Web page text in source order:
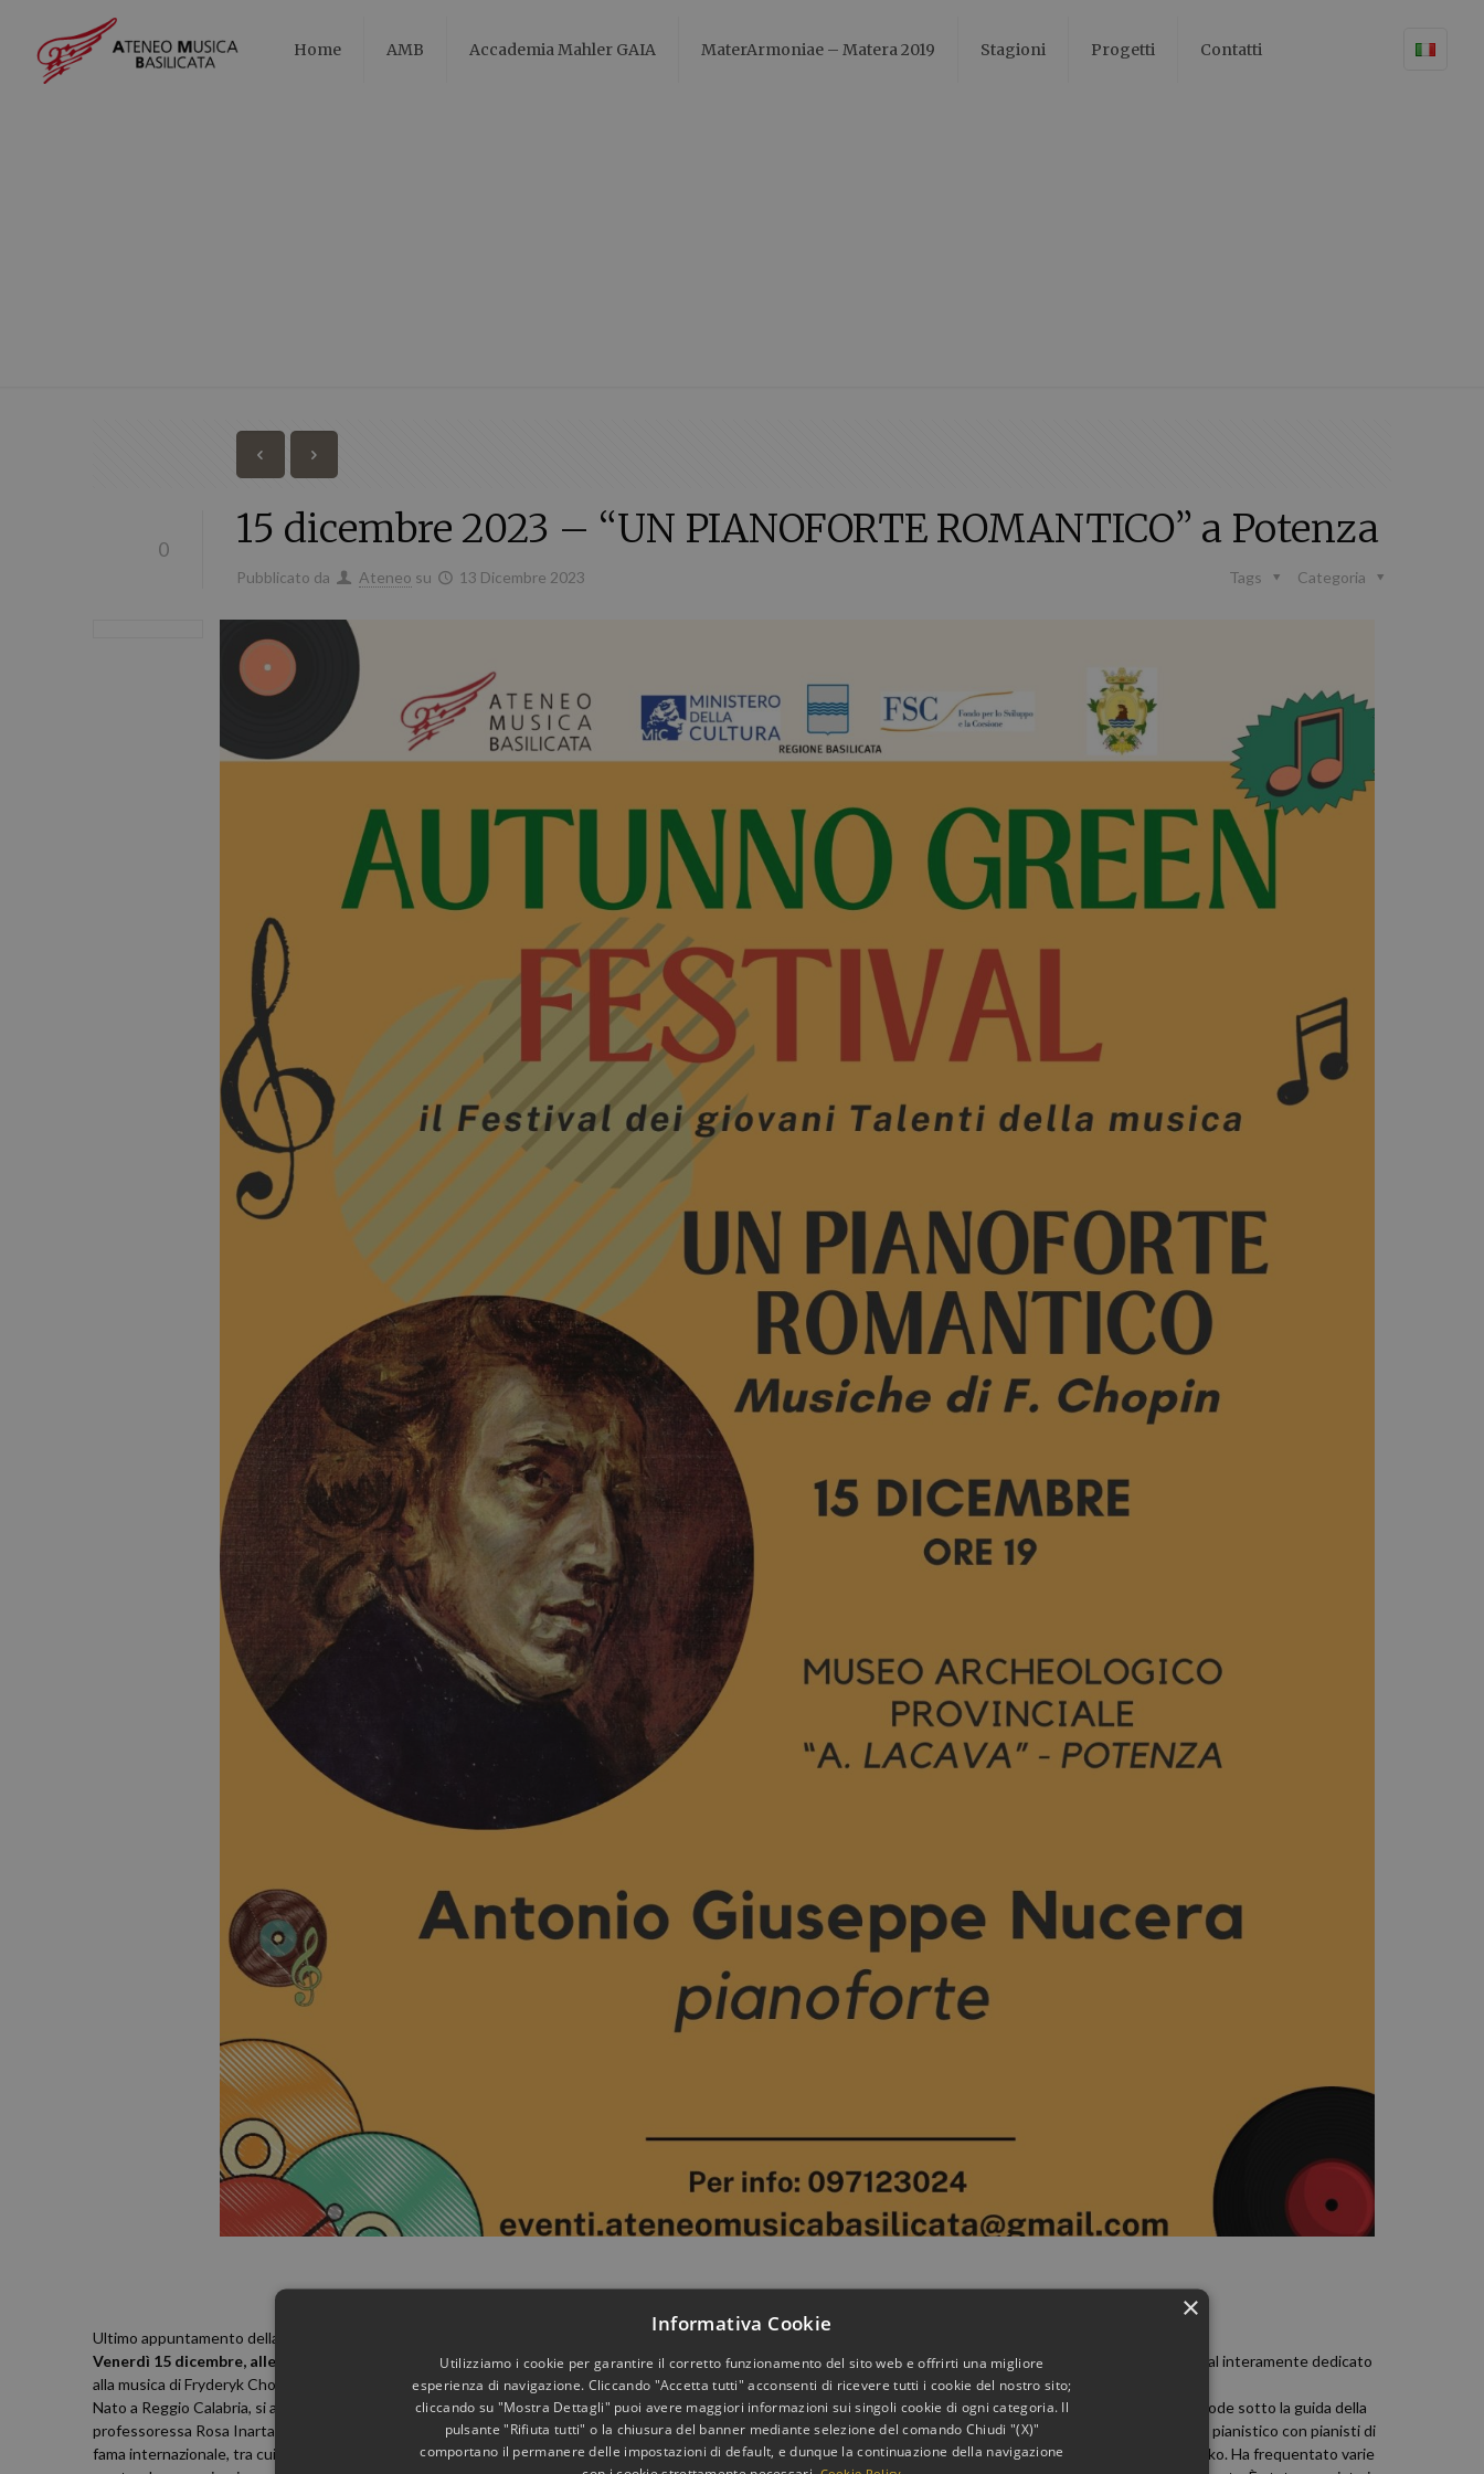
Home AMB Accademia Mahler GAIA MaterArmoniae – Matera 2019 Stagioni Progetti Contatti
0 15 dicembre 2023 – “UN PIANOFORTE ROMANTICO” a Potenza
Pubblicato da Ateneo su 13 Dicembre 2023 Categoria
Tags
Ultimo appuntamento della rassegna
Venerdì 15 dicembre, alle ore 19.00
presso il Museo Provinciale di Potenza – Sala conferenze “A. LACAVA” il pianistaAntonio Giuseppe Nucera
proporrà un recital interamente dedicato
alla musica di Fryderyk Chopin.
Nato a Reggio Calabria, si avvia allo studio del pianoforte con la mamma. Ha conseguito la laurea magistrale di secondo livello in pianoforte con la votazione di 110 e lode sotto la guida della
professoressa Rosa Inarta, presso il Conservatorio di musica ‘’Francesco Cilea’’ di Reggio Calabria. Ha frequentato varie masterclass e corsi di alto perfezionamento pianistico con pianisti di
fama internazionale, tra cui: Alexander Hintchev, Michele Campanella, Roberto Cappello, Sviese Cepliauskaite, Dainius Kepezinskas, Andrzej Jasinski, Vitaly Samoshko. Ha frequentato varie
×
Informativa Cookie
Utilizziamo i cookie per garantire il corretto funzionamento del sito web e offrirti una migliore
esperienza di navigazione. Cliccando "Accetta tutti" acconsenti di ricevere tutti i cookie del nostro sito;
cliccando su "Mostra Dettagli" puoi avere maggiori informazioni sui singoli cookie di ogni categoria. Il
pulsante "Rifiuta tutti" o la chiusura del banner mediante selezione del comando Chiudi "(X)"
comportano il permanere delle impostazioni di default, e dunque la continuazione della navigazione